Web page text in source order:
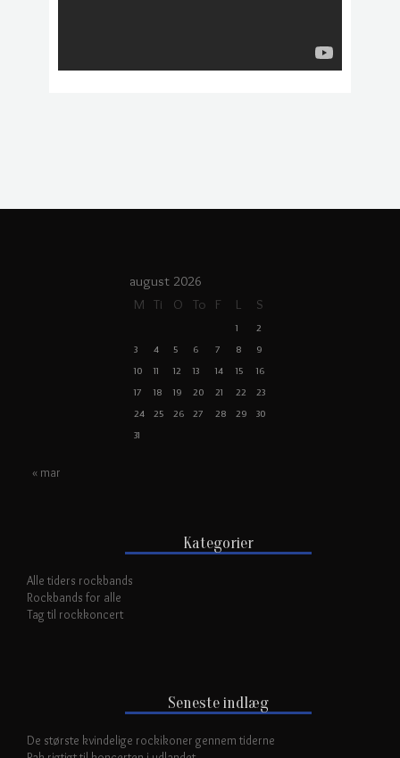
august 2026
M Ti O To F L S
1
2
3
4 5 6 7 8
9
10
11 12 13 14 15
16
17
18 19 20 21 22
23
24
25 26 27 28 29
30
31
« mar
Kategorier
Alle tiders rockbands
Rockbands for alle
Tag til rockkoncert
Seneste indlæg
De største kvindelige rockikoner gennem tiderne